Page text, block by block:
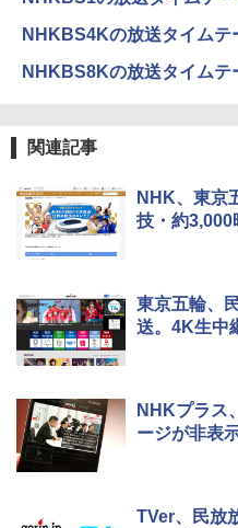
NHKBS4Kの放送タイムテ
NHKBS8Kの放送タイムテ
関連記事
NHK、東京
技・約3,000
東京五輪、
送。4K生中
NHKプラス
ージが非表
TVer、民放